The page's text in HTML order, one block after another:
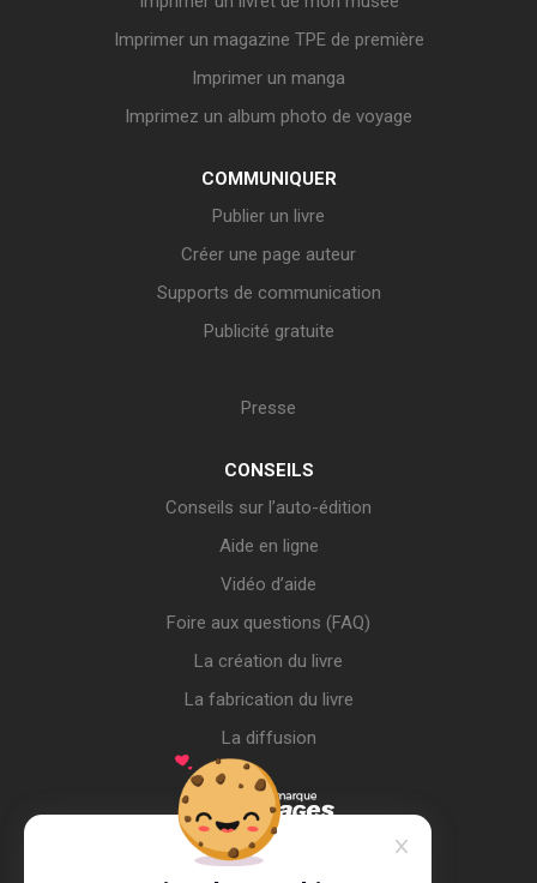
Imprimer un magazine TPE de première
Imprimer un manga
Imprimez un album photo de voyage
COMMUNIQUER
Publier un livre
Créer une page auteur
Supports de communication
Publicité gratuite
Presse
CONSEILS
Conseils sur l’auto-édition
Aide en ligne
Vidéo d’aide
Foire aux questions (FAQ)
La création du livre
La fabrication du livre
La diffusion